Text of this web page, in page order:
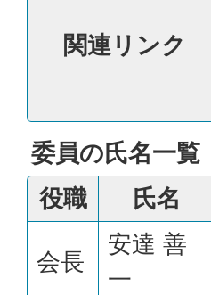
関連リンク
委員の氏名一覧
役職
氏名
会長
安達 善
一